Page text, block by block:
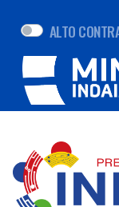
ALTO